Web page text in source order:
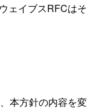
ェイブスRFCはそ
本方針の内容を変